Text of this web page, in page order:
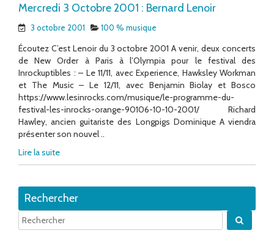
Mercredi 3 Octobre 2001 : Bernard Lenoir
3 octobre 2001 100 % musique
Écoutez C’est Lenoir du 3 octobre 2001 A venir, deux concerts
de New Order à Paris à l’Olympia pour le festival des
Inrockuptibles : – Le 11/11, avec Experience, Hawksley Workman
et The Music – Le 12/11, avec Benjamin Biolay et Bosco
https://www.lesinrocks.com/musique/le-programme-du-
festival-les-inrocks-orange-90106-10-10-2001/ Richard
Hawley, ancien guitariste des Longpigs Dominique A viendra
présenter son nouvel ..
Lire la suite
Rechercher